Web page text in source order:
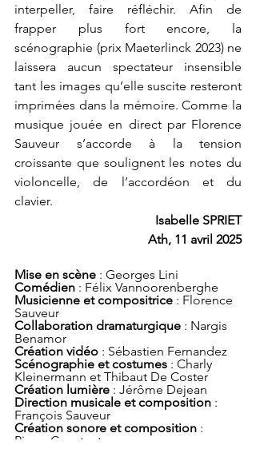
interpeller, faire réfléchir. Afin de
frapper plus fort encore, la
scénographie (prix Maeterlinck 2023) ne
laissera aucun spectateur insensible
tant les images qu’elle suscite resteront
imprimées dans la mémoire. Comme la
musique jouée en direct par Florence
Sauveur s’accorde à la tension
croissante que soulignent les notes du
violoncelle, de l’accordéon et du
clavier.
Isabelle SPRIET
Ath, 11 avril 2025
Mise en scène : Georges Lini
Comédien : Félix Vannoorenberghe
Musicienne et compositrice : Florence
Sauveur
Collaboration dramaturgique : Nargis
Benamor
Création vidéo : Sébastien Fernandez
Scénographie et costumes : Charly
Kleinermann et Thibaut De Coster
Création lumière : Jérôme Dejean
Direction musicale et composition :
François Sauveur
Création sonore et composition :
Pierre Constant